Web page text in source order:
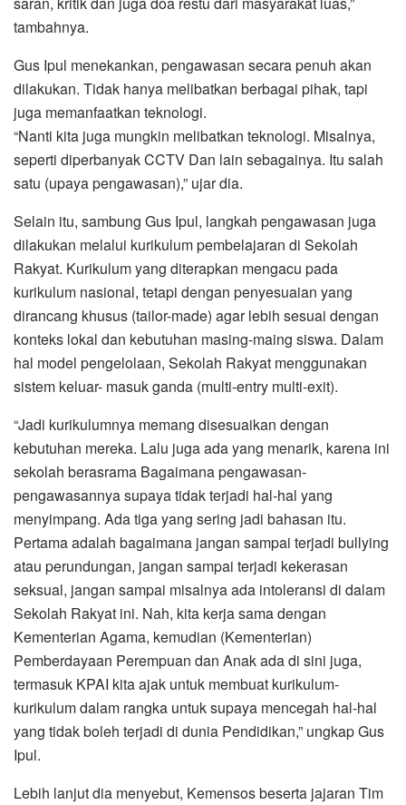
tambahnya.
Gus Ipul menekankan, pengawasan secara penuh akan
dilakukan. Tidak hanya melibatkan berbagai pihak, tapi
juga memanfaatkan teknologi.
“Nanti kita juga mungkin melibatkan teknologi. Misalnya,
seperti diperbanyak CCTV Dan lain sebagainya. Itu salah
satu (upaya pengawasan),” ujar dia.
Selain itu, sambung Gus Ipul, langkah pengawasan juga
dilakukan melalui kurikulum pembelajaran di Sekolah
Rakyat. Kurikulum yang diterapkan mengacu pada
kurikulum nasional, tetapi dengan penyesuaian yang
dirancang khusus (tailor-made) agar lebih sesuai dengan
konteks lokal dan kebutuhan masing-maing siswa. Dalam
hal model pengelolaan, Sekolah Rakyat menggunakan
sistem keluar- masuk ganda (multi-entry multi-exit).
“Jadi kurikulumnya memang disesuaikan dengan
kebutuhan mereka. Lalu juga ada yang menarik, karena ini
sekolah berasrama Bagaimana pengawasan-
pengawasannya supaya tidak terjadi hal-hal yang
menyimpang. Ada tiga yang sering jadi bahasan itu.
Pertama adalah bagaimana jangan sampai terjadi bullying
atau perundungan, jangan sampai terjadi kekerasan
seksual, jangan sampai misalnya ada intoleransi di dalam
Sekolah Rakyat ini. Nah, kita kerja sama dengan
Kementerian Agama, kemudian (Kementerian)
Pemberdayaan Perempuan dan Anak ada di sini juga,
termasuk KPAI kita ajak untuk membuat kurikulum-
kurikulum dalam rangka untuk supaya mencegah hal-hal
yang tidak boleh terjadi di dunia Pendidikan,” ungkap Gus
Ipul.
Lebih lanjut dia menyebut, Kemensos beserta jajaran Tim